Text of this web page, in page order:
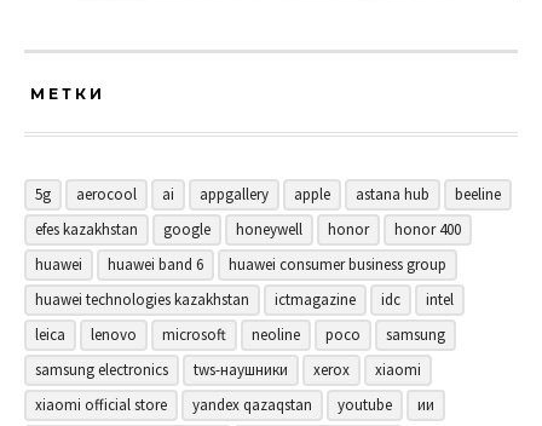
МЕТКИ
5g aerocool ai appgallery apple astana hub
beeline
efes kazakhstan
google honeywell honor
honor 400
huawei
huawei band 6
huawei consumer business group
huawei technologies kazakhstan
ictmagazine idc
intel
leica
lenovo microsoft neoline poco
samsung
samsung electronics
tws-наушники xerox
xiaomi
xiaomi official store
yandex qazaqstan youtube
ии